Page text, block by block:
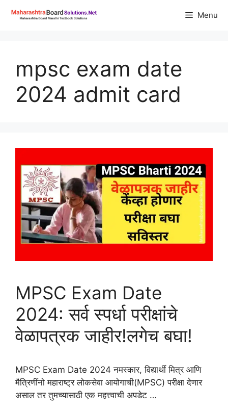
Menu
mpsc exam date
2024 admit card
MPSC Exam Date
2024: सर्व स्पर्धा परीक्षांचे
वेळापत्रक जाहीर!लगेच बघा!
MPSC Exam Date 2024 नमस्कार, विद्यार्थी मित्र आणि
मैत्रिणींनो महाराष्ट्र लोकसेवा आयोगाची(MPSC) परीक्षा देणार
असाल तर तुमच्यासाठी एक महत्त्वाची अपडेट …